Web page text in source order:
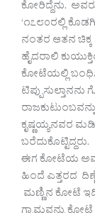
ಕೋರಿದ್ದೆನು.
‘೧೭೮೦ರಲ್ಲಿ
ನಂತರ ಆತನ
ಹೈದರಾಲಿ
ಕೋಟೆಯಲ್ಲಿ
ಕೃಷ್ಣಯ್ಯನವರ
ಬರೆದುಕೊಟ್ಟಿದ್ದರು.
ಈಗ ಕೋಟೆಯ
ಹಿಂದೆ ಎತ್ತರದ
ಮಣ್ಣಿನ ಕೋಟೆ